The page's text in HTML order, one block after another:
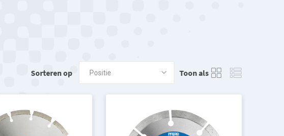
Toon als
Sorteren op